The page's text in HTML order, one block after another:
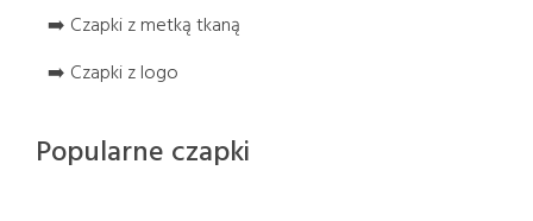
➡️ Czapki z metką tkaną
➡️ Czapki z logo
Popularne czapki